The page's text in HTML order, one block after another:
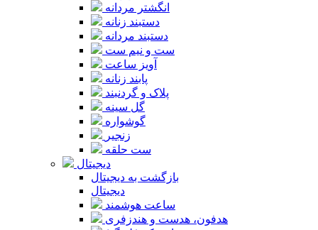
انگشتر مردانه
دستبند زنانه
دستبند مردانه
ست و نیم ست
آویز ساعت
پابند زنانه
پلاک و گردنبند
گل سینه
گوشواره
زنجیر
ست حلقه
دیجیتال
بازگشت به دیجیتال
دیجیتال
ساعت هوشمند
هدفون، هدست و هندزفری